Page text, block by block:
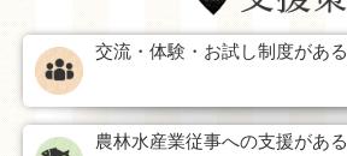
交流・体験・お試し制度がある
農林水産業従事への支援がある